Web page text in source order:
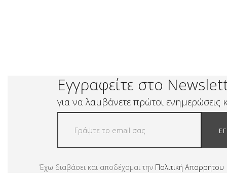
Εγγραφείτε στο
για να λαμβάνετε πρώτοι ενημερώσεις
Έχω διαβάσει και αποδέχομαι την Πολιτική Απορρήτου